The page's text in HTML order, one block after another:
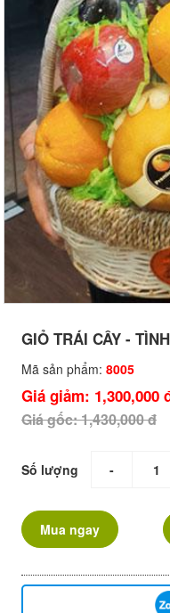
GIỎ TRÁI CÂY -
Mã sản phẩm: 8005
Giá giảm: 1,300,000
Giá gốc: 1,430,000 đ
Số lượng -
Mua ngay